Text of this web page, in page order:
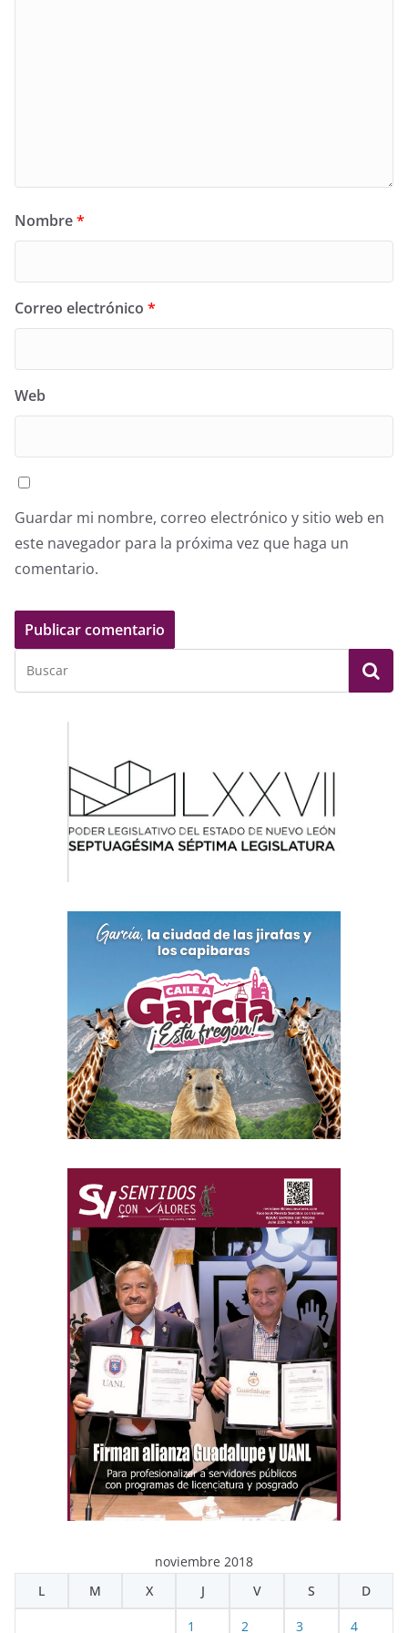
Nombre*
Correo electrónico *
Web
Guardar mi nombre, correo electrónico y sitio web en
este navegador para la próxima vez que haga un
comentario.
noviembre 2018
L
M X J V S D
1 2 3 4